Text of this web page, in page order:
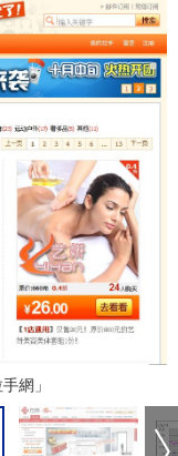
網」